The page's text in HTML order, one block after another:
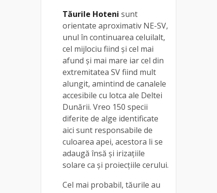
Tăurile Hoteni sunt
orientate aproximativ NE-SV,
unul în continuarea celuilalt,
cel mijlociu fiind şi cel mai
afund şi mai mare iar cel din
extremitatea SV fiind mult
alungit, amintind de canalele
accesibile cu lotca ale Deltei
Dunării. Vreo 150 specii
diferite de alge identificate
aici sunt responsabile de
culoarea apei, acestora li se
adaugă însă şi irizaţiile
solare ca şi proiecţiile cerului.
Cel mai probabil, tăurile au